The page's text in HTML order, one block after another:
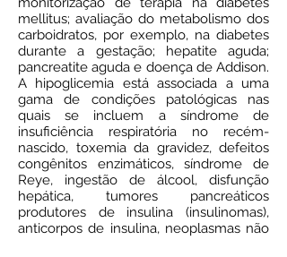
mellitus; avaliação do metabolismo dos
carboidratos, por exemplo, na diabetes
durante a gestação; hepatite aguda;
pancreatite aguda e doença de Addison.
A hipoglicemia está associada a uma
gama de condições patológicas nas
quais se incluem a síndrome de
insuficiência respiratória no recém-
nascido, toxemia da gravidez, defeitos
congênitos enzimáticos, síndrome de
Reye, ingestão de álcool, disfunção
hepática, tumores pancreáticos
produtores de insulina (insulinomas),
anticorpos de insulina, neoplasmas não